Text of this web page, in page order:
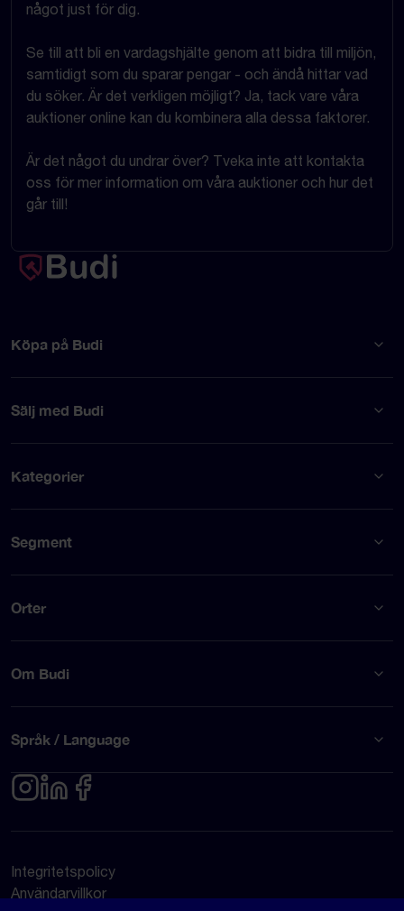
något just för dig.
Se till att bli en vardagshjälte genom att bidra till miljön,
samtidigt som du sparar pengar - och ändå hittar vad
du söker. Är det verkligen möjligt? Ja, tack vare våra
auktioner online kan du kombinera alla dessa faktorer.
Är det något du undrar över? Tveka inte att kontakta
oss för mer information om våra auktioner och hur det
går till!
Köpa på Budi
Sälj med Budi
Kategorier
Segment
Orter
Om Budi
Språk / Language
Integritetspolicy
Användarvillkor